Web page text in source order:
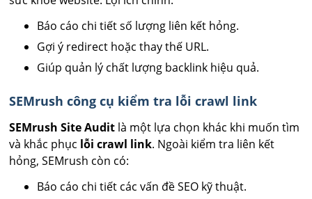
Báo cáo chi tiết số lượng liên kết hỏng.
Gợi ý redirect hoặc thay thế URL.
Giúp quản lý chất lượng backlink hiệu quả.
SEMrush công cụ kiểm tra lỗi crawl link
SEMrush Site Audit là một lựa chọn khác khi muốn tìm
và khắc phục lỗi crawl link. Ngoài kiểm tra liên kết
hỏng, SEMrush còn có:
Báo cáo chi tiết các vấn đề SEO kỹ thuật.